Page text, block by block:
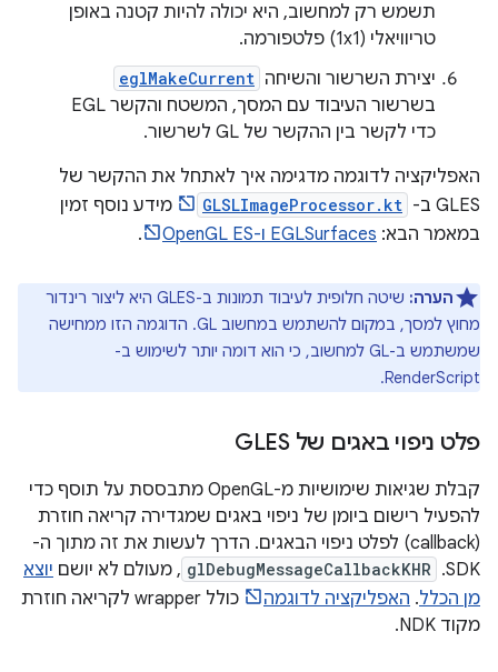
תשמש רק למחשוב, היא יכולה להיות קטנה באופן
טריוויאלי (1x1) פלטפורמה.
יצירת השרשור והשיחה eglMakeCurrent
בשרשור העיבוד עם המסך, המשטח והקשר EGL
כדי לקשר בין ההקשר של GL לשרשור.
האפליקציה לדוגמה מדגימה איך לאתחל את ההקשר של
GLES ב-
GLSLImageProcessor.kt
מידע נוסף זמין
במאמר הבא: EGLSurfaces ו-OpenGL ES .
הערה:
שיטה חלופית לעיבוד תמונות ב-GLES היא ליצור רינדור
מחוץ למסך, במקום להשתמש במחשוב GL. הדוגמה הזו ממחישה
שמשתמש ב-GL למחשוב, כי הוא דומה יותר לשימוש ב-
RenderScript.
פלט ניפוי באגים של GLES
קבלת שגיאות שימושיות מ-OpenGL מתבססת על תוסף כדי
להפעיל רישום ביומן של ניפוי באגים שמגדירה קריאה חוזרת
(callback) לפלט ניפוי הבאגים. הדרך לעשות את זה מתוך ה-
SDK.
glDebugMessageCallbackKHR , מעולם לא יושם יוצא
מן הכלל. האפליקציה לדוגמה
כולל wrapper לקריאה חוזרת
מקוד NDK.